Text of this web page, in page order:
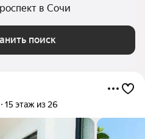
в Сочи
поиск
15 этаж из 26